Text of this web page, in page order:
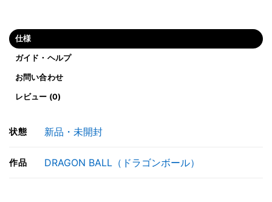
仕様
ガイド・ヘルプ
お問い合わせ
レビュー (0)
状態 新品・未開封
作品 DRAGON BALL（ドラゴンボール）